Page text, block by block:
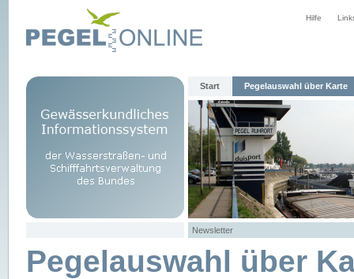
Hilfe
Start Pegelauswahl über Karte
Newsletter
Pegelauswahl über